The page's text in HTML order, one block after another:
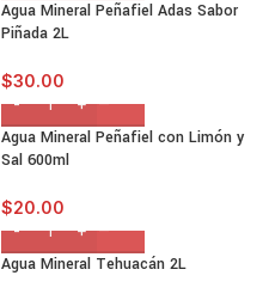
Agua Mineral Peñafiel Adas Sabor
Piñada 2L
$30.00
Agua Mineral Peñafiel con Limón y
Sal 600ml
$20.00
Agua Mineral Tehuacán 2L